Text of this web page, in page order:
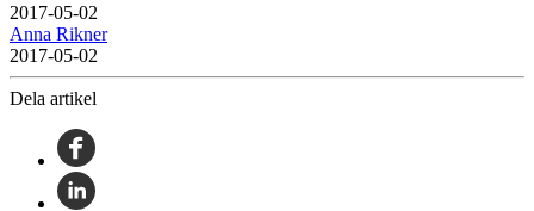
2017-05-02
Anna Rikner
2017-05-02
Dela artikel